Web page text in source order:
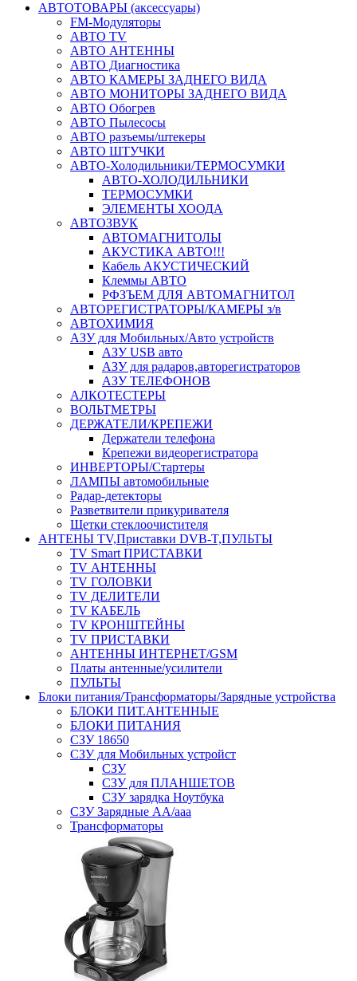
АВТОТОВАРЫ (аксессуары)
FM-Модуляторы
АВТО TV
АВТО АНТЕННЫ
АВТО Диагностика
АВТО КАМЕРЫ ЗАДНЕГО ВИДА
АВТО МОНИТОРЫ ЗАДНЕГО ВИДА
АВТО Обогрев
АВТО Пылесосы
АВТО разъемы/штекеры
АВТО ШТУЧКИ
АВТО-Холодильники/ТЕРМОСУМКИ
АВТО-ХОЛОДИЛЬНИКИ
ТЕРМОСУМКИ
ЭЛЕМЕНТЫ ХООДА
АВТОЗВУК
АВТОМАГНИТОЛЫ
АКУСТИКА АВТО!!!
Кабель АКУСТИЧЕСКИЙ
Клеммы АВТО
РФЗЪЕМ ДЛЯ АВТОМАГНИТОЛ
АВТОРЕГИСТРАТОРЫ/КАМЕРЫ з/в
АВТОХИМИЯ
АЗУ для Мобильных/Авто устройств
АЗУ USB авто
АЗУ для радаров,авторегистраторов
АЗУ ТЕЛЕФОНОВ
АЛКОТЕСТЕРЫ
ВОЛЬТМЕТРЫ
ДЕРЖАТЕЛИ/КРЕПЕЖИ
Держатели телефона
Крепежи видеорегистратора
ИНВЕРТОРЫ/Стартеры
ЛАМПЫ автомобильные
Радар-детекторы
Разветвители прикуривателя
Щетки стеклоочистителя
АНТЕНЫ ТV,Приставки DVB-T,ПУЛЬТЫ
TV Smart ПРИСТАВКИ
TV АНТЕННЫ
TV ГОЛОВКИ
TV ДЕЛИТЕЛИ
TV КАБЕЛЬ
TV КРОНШТЕЙНЫ
TV ПРИСТАВКИ
АНТЕННЫ ИНТЕРНЕТ/GSM
Платы антенные/усилители
ПУЛЬТЫ
Блоки питания/Трансформаторы/Зарядные устройства
БЛОКИ ПИТ.АНТЕННЫЕ
БЛОКИ ПИТАНИЯ
СЗУ 18650
СЗУ для Мобильных устройст
СЗУ
СЗУ для ПЛАНШЕТОВ
СЗУ зарядка Ноутбука
СЗУ Зарядные АА/ааа
Трансформаторы